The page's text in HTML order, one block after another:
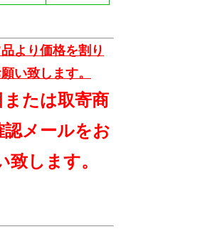
より価格を割り
い致します。
たは取寄商
認メールをお
します。